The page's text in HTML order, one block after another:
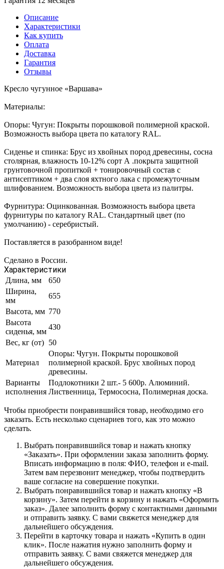
Описание
Характеристики
Как купить
Оплата
Доставка
Гарантия
Отзывы
Кресло чугунное «Варшава»
Материалы:
Опоры: Чугун: Покрыты порошковой полимерной краской.
Возможность выбора цвета по каталогу RAL.
Сиденье и спинка: Брус из хвойных пород древесины, сосна
столярная, влажность 10-12% сорт А .покрыта защитной
грунтовочной пропиткой + тонировочный состав с
антисептиком + два слоя яхтного лака с промежуточным
шлифованием. Возможность выбора цвета из палитры.
Фурнитура: Оцинкованная. Возможность выбора цвета
фурнитуры по каталогу RAL. Стандартный цвет (по
умолчанию) - серебристый.
Поставляется в разобранном виде!
Сделано в России.
Характеристики
Длина, мм
650
Ширина,
мм
655
Высота, мм 770
Высота
сиденья, мм
430
Вес, кг (от) 50
Материал
Опоры: Чугун. Покрыты порошковой
полимерной краской. Брус хвойных пород
древесины.
Варианты
исполнения
Подлокотники 2 шт.- 5 600р. Алюминий.
Лиственница, Термососна, Полимерная доска.
Чтобы приобрести понравившийся товар, необходимо его
заказать. Есть несколько сценариев того, как это можно
сделать.
Выбрать понравившийся товар и нажать кнопку
«Заказать». При оформлении заказа заполнить форму.
Вписать информацию в поля: ФИО, телефон и e-mail.
Затем вам перезвонит менеджер, чтобы подтвердить
ваше согласие на совершение покупки.
Выбрать понравившийся товар и нажать кнопку «В
корзину». Затем перейти в корзину и нажать «Оформить
заказ». Далее заполнить форму с контактными данными
и отправить заявку. С вами свяжется менеджер для
дальнейшего обсуждения.
Перейти в карточку товара и нажать «Купить в один
клик». После нажатия нужно заполнить форму и
отправить заявку. С вами свяжется менеджер для
дальнейшего обсуждения.